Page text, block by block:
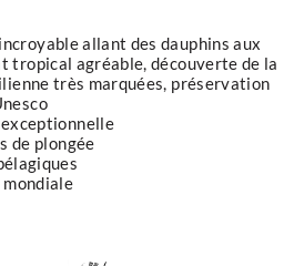
allant des dauphins aux
tropical agréable, découverte de la
très marquées, préservation
de plongée
mondiale